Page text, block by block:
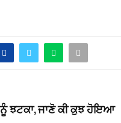
ਝਟਕਾ, ਜਾਣੋ ਕੀ ਕੁਝ ਹੋਇਆ